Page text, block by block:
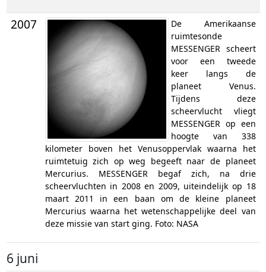
2007
De Amerikaanse
ruimtesonde
MESSENGER scheert
voor een tweede
keer langs de
planeet Venus.
Tijdens deze
scheervlucht vliegt
MESSENGER op een
hoogte van 338
kilometer boven het Venusoppervlak waarna het
ruimtetuig zich op weg begeeft naar de planeet
Mercurius. MESSENGER begaf zich, na drie
scheervluchten in 2008 en 2009, uiteindelijk op 18
maart 2011 in een baan om de kleine planeet
Mercurius waarna het wetenschappelijke deel van
deze missie van start ging. Foto: NASA
6 juni